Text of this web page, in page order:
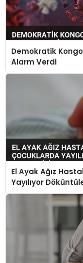
Demokratik Kongo
Alarm Verdi
El Ayak Ağız
Yayılıyor